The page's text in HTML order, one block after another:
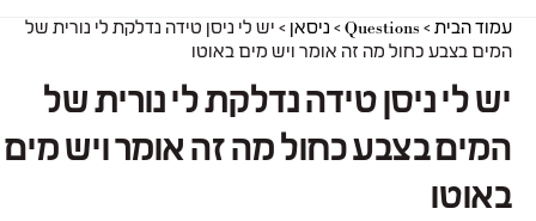
עמוד הבית>
Questions
> ניסאן > יש לי ניסן טידה נדלקת לי נורית של
המים בצבע כחול מה זה אומר ויש מים באוטו
יש לי ניסן טידה נדלקת לי נורית של
המים בצבע כחול מה זה אומר ויש מים
באוטו